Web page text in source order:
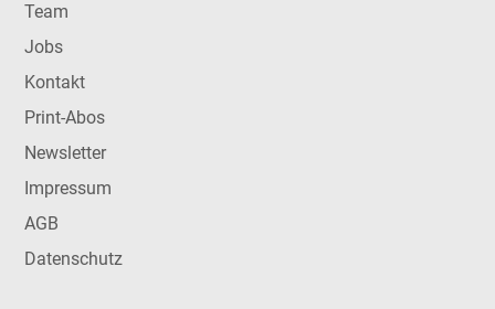
Team
Jobs
Kontakt
Print-Abos
Newsletter
Impressum
AGB
Datenschutz